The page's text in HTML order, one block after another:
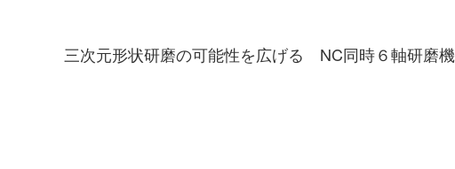
三次元形状研磨の可能性を広げる NC同時６軸研磨機